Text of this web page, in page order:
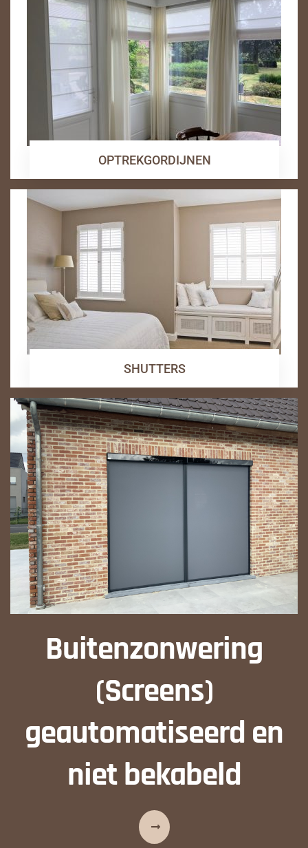
OPTREKGORDIJNEN
SHUTTERS
Buitenzonwering
(Screens)
geautomatiseerd en
niet bekabeld